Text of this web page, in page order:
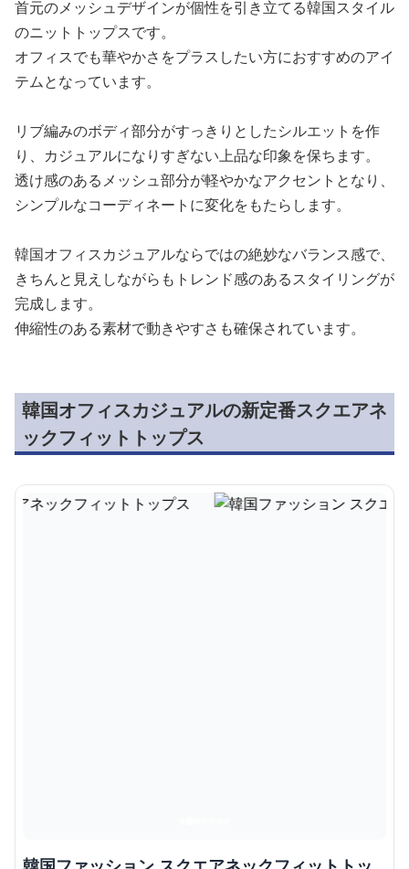
首元のメッシュデザインが個性を引き立てる韓国スタイル
のニットトップスです。
オフィスでも華やかさをプラスしたい方におすすめのアイ
テムとなっています。
リブ編みのボディ部分がすっきりとしたシルエットを作
り、カジュアルになりすぎない上品な印象を保ちます。
透け感のあるメッシュ部分が軽やかなアクセントとなり、
シンプルなコーディネートに変化をもたらします。
韓国オフィスカジュアルならではの絶妙なバランス感で、
きちんと見えしながらもトレンド感のあるスタイリングが
完成します。
伸縮性のある素材で動きやすさも確保されています。
韓国オフィスカジュアルの新定番スクエアネ
ックフィットトップス